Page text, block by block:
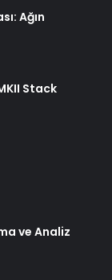
Ağın
Stack
ve Analiz